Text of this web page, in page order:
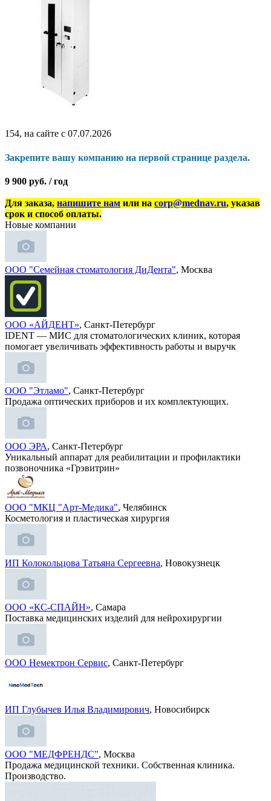
154, на сайте с 07.07.2026
Закрепите вашу компанию на первой странице раздела.
9 900 руб. / год
Для заказа, напишите нам или на corp@mednav.ru, указав
срок и способ оплаты.
Новые компании
ООО "Семейная стоматология ДиДента", Москва
ООО «АЙДЕНТ», Санкт-Петербург
IDENT — МИС для стоматологических клиник, которая
помогает увеличивать эффективность работы и выручк
ООО "Этламо", Санкт-Петербург
Продажа оптических приборов и их комплектующих.
ООО ЭРА, Санкт-Петербург
Уникальный аппарат для реабилитации и профилактики
позвоночника «Грэвитрин»
ООО "МКЦ "Арт-Медика", Челябинск
Косметология и пластическая хирургия
ИП Колокольцова Татьяна Сергеевна, Новокузнецк
ООО «КС-СПАЙН», Самара
Поставка медицинских изделий для нейрохирургии
ООО Немектрон Сервис, Санкт-Петербург
ИП Глубычев Илья Владимирович, Новосибирск
ООО "МЕДФРЕНДС", Москва
Продажа медицинской техники. Собственная клиника.
Производство.